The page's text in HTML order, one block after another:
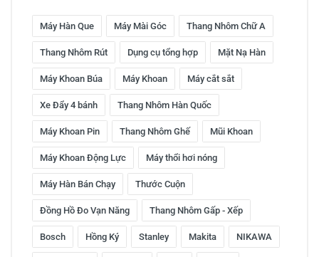
Máy Hàn Que Máy Mài Góc Thang Nhôm Chữ A
Thang Nhôm Rút Dụng cụ tổng hợp Mặt Nạ Hàn
Máy Khoan Búa Máy Khoan Máy cắt sắt
Xe Đẩy 4 bánh Thang Nhôm Hàn Quốc
Máy Khoan Pin Thang Nhôm Ghế Mũi Khoan
Máy Khoan Động Lực Máy thổi hơi nóng
Máy Hàn Bán Chạy Thước Cuộn
Đồng Hồ Đo Vạn Năng Thang Nhôm Gấp - Xếp
Bosch Hồng Ký Stanley Makita NIKAWA